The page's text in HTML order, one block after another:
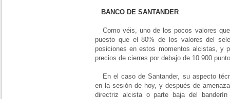
BANCO DE SANTANDER
Como véis, uno de los pocos valores
puesto que el 80% de los valores del
posiciones en estos momentos alcistas, y
precios de cierres por debajo de 10.900
En el caso de Santander, su aspecto
en la sesión de hoy, y después de
directriz alcista o parte baja del